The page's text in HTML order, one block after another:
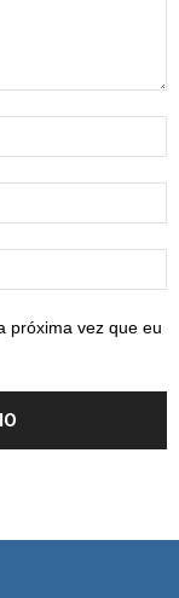
próxima vez que eu